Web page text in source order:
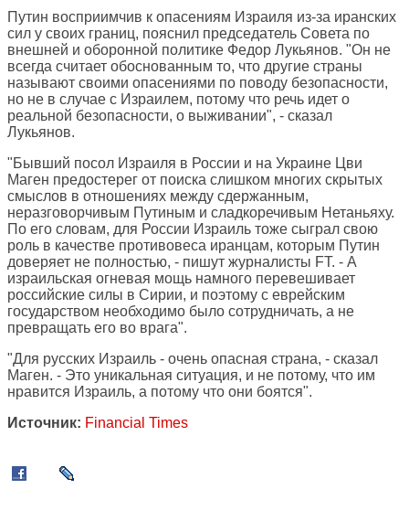
Путин восприимчив к опасениям Израиля из-за иранских
сил у своих границ, пояснил председатель Совета по
внешней и оборонной политике Федор Лукьянов. "Он не
всегда считает обоснованным то, что другие страны
называют своими опасениями по поводу безопасности,
но не в случае с Израилем, потому что речь идет о
реальной безопасности, о выживании", - сказал
Лукьянов.
"Бывший посол Израиля в России и на Украине Цви
Маген предостерег от поиска слишком многих скрытых
смыслов в отношениях между сдержанным,
неразговорчивым Путиным и сладкоречивым Нетаньяху.
По его словам, для России Израиль тоже сыграл свою
роль в качестве противовеса иранцам, которым Путин
доверяет не полностью, - пишут журналисты FT. - А
израильская огневая мощь намного перевешивает
российские силы в Сирии, и поэтому с еврейским
государством необходимо было сотрудничать, а не
превращать его во врага".
"Для русских Израиль - очень опасная страна, - сказал
Маген. - Это уникальная ситуация, и не потому, что им
нравится Израиль, а потому что они боятся".
Источник: Financial Times